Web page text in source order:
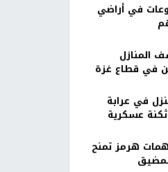
في أراضي
المنازل
في قطاع غزة
في عرابة
عسكرية
هرمز تمنح